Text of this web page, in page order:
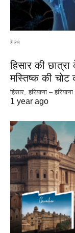
हेल्थ
हिसार की छात्रा
मस्तिष्क की
हिसार, हरियाणा –
1 year ago